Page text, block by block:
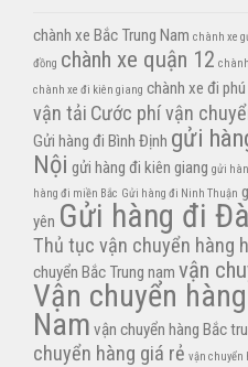
chành xe Bắc Trung Nam chành xe
đồng chành xe quận 12
chành xe đi kiên giang chành xe đi phú
vận tải Cước phí vận
Gửi hàng đi Bình Định gửi
Nội gửi hàng đi kiên giang gửi
hàng đi miền Bắc Gửi hàng đi Ninh Thuận
yên Gửi hàng đi
Thủ tục vận chuyển hàng
chuyển Bắc Trung nam vận
Vận chuyển
Nam vận chuyển hàng Bắc
chuyển hàng giá rẻ vận chuyển